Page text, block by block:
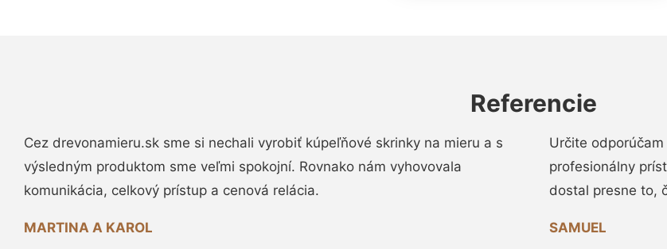
Referencie
Cez drevonamieru.sk sme si nechali vyrobiť kúpeľňové skrinky na mieru a s
výsledným produktom sme veľmi spokojní. Rovnako nám vyhovovala
komunikácia, celkový prístup a cenová relácia.
MARTINA A KAROL
Určite
profesionálny
dostal presne to,
SAMUEL